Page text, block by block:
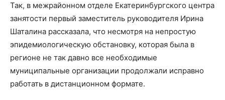
Так, в межрайонном отделе Екатеринбургского центра
занятости первый заместитель руководителя Ирина
Шаталина рассказала, что несмотря на непростую
эпидемиологическую обстановку, которая была в
регионе не так давно все необходимые
муниципальные организации продолжали исправно
работать в дистанционном формате.